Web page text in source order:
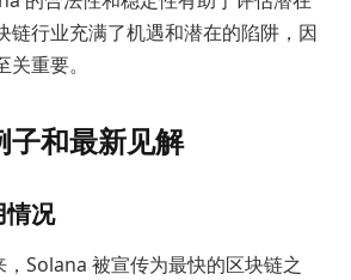
链行业充满了机遇和潜在的陷阱，因
重要。
子和最新见解
情况
，Solana 被宣传为最快的区块链之